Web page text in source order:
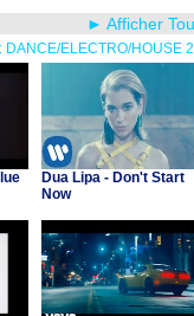
► Afficher
DANCE/ELECTRO/HOUSE
Dua Lipa - Don't Start
Now